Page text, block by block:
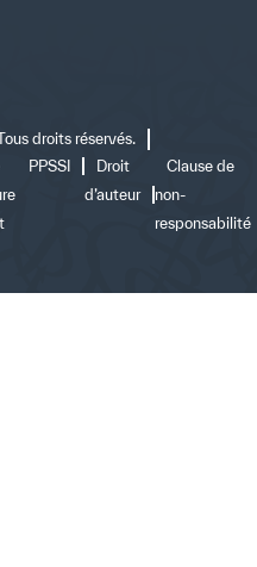
droits réservés.
PPSSI
Droit
d’auteur
Clause de
non-
responsabilité